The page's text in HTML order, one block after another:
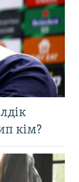
кім?